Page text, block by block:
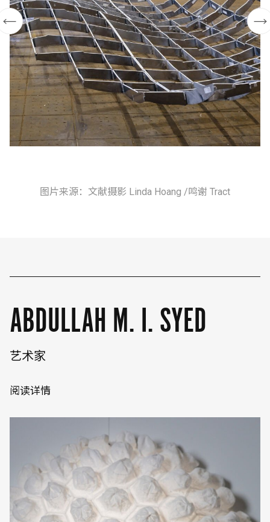
图片来源：文献摄影 Linda Hoang /鸣谢 Tract
ABDULLAH M. I. SYED
艺术家
阅读详情